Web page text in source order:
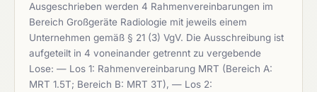
Ausgeschrieben werden 4 Rahmenvereinbarungen im
Bereich Großgeräte Radiologie mit jeweils einem
Unternehmen gemäß § 21 (3) VgV. Die Ausschreibung ist
aufgeteilt in 4 voneinander getrennt zu vergebende
Lose: — Los 1: Rahmenvereinbarung MRT (Bereich A:
MRT 1.5T; Bereich B: MRT 3T), — Los 2: